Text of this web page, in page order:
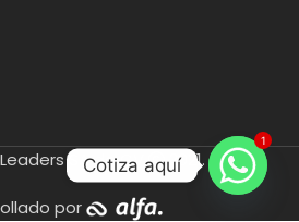
SA de CV 2021.
por
1
Cotiza aquí